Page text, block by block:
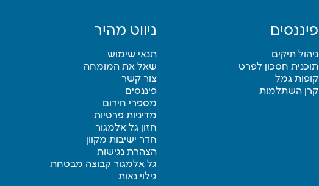
פיננסים
ניהול תיקים
תוכנית חסכון לפרט
קופות גמל
קרן השתלמות
ניווט מהיר
תנאי שימוש
שאל את המומחה
צור קשר
פיננסים
מספרי חירום
מדיניות פרטיות
חזון גל אלמגור
חדר ישיבות מקוון
הצהרת נגישות
גל אלמגור קבוצה מבטחת
גילוי נאות